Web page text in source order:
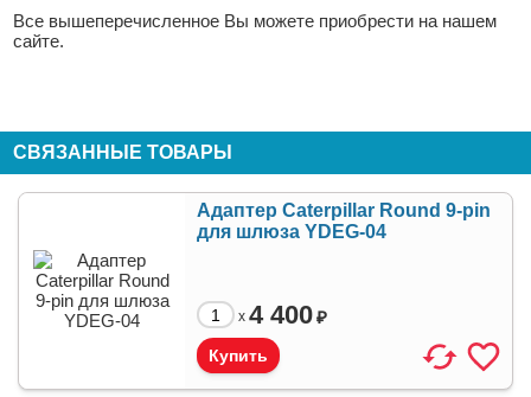
Все вышеперечисленное Вы можете приобрести на нашем
сайте.
СВЯЗАННЫЕ ТОВАРЫ
Адаптер Caterpillar Round 9-pin
для шлюза YDEG-04
x 4 400₽